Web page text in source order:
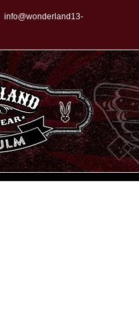
info@wonderland13-